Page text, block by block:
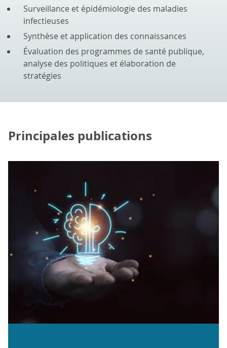
Surveillance et épidémiologie des maladies
infectieuses
Synthèse et application des connaissances
Évaluation des programmes de santé publique,
analyse des politiques et élaboration de
stratégies
Principales publications